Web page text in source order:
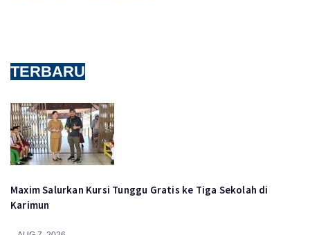
TERBARU
Maxim Salurkan Kursi Tunggu Gratis ke Tiga Sekolah di
Karimun